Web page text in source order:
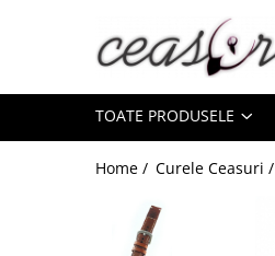
Toate Produsele
AA, AAA, 9V
Accesorii baterii
TOATE PRODUSELE
Home / Curele Ceasuri /